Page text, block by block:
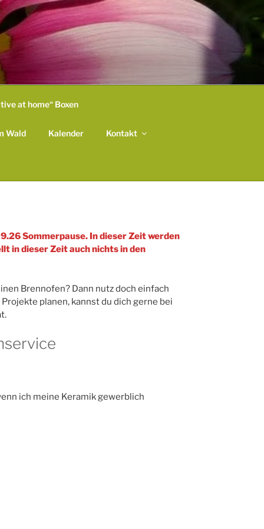
at home“ Boxen
Wald Kalender Kontakt
Sommerpause. In dieser Zeit werden
in dieser Zeit auch nichts in den
Brennofen? Dann nutz doch einfach
planen, kannst du dich gerne bei
ich meine Keramik gewerblich